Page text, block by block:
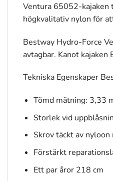
Ventura 65052-kajaken
högkvalitativ nylon för
Bestway Hydro-Force
avtagbar. Kanot
Tekniska Egenskaper
Tömd mätning: 3,33
Storlek vid
Skrov täckt av
Förstärkt
Ett par åror 218 cm